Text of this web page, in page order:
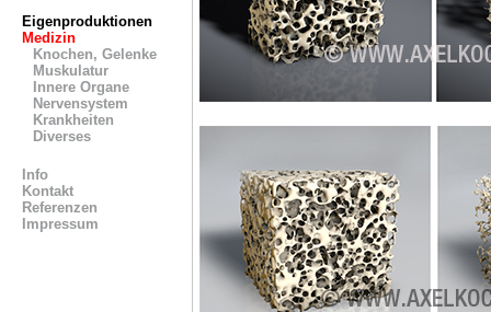
Eigenproduktionen
Medizin
Knochen, Gelenke
Muskulatur
Innere Organe
Nervensystem
Krankheiten
Diverses
Info
Kontakt
Referenzen
Impressum